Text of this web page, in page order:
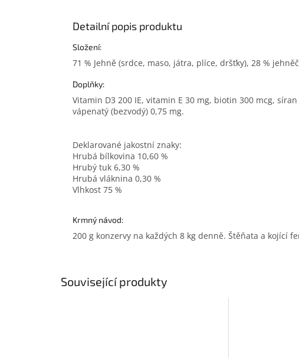
Detailní popis produktu
Složení:
71 % Jehně (srdce, maso, játra, plíce, dršťky), 28 %
Doplňky:
Vitamin D3 200 IE, vitamin E 30 mg, biotin 300 mcg,
vápenatý (bezvodý) 0,75 mg.
Deklarované jakostní znaky:
Hrubá bílkovina 10,60 %
Hrubý tuk 6,30 %
Hrubá vláknina 0,30 %
Vlhkost 75 %
Krmný návod:
200 g konzervy na každých 8 kg denně. Štěňata a kojící
Související produkty